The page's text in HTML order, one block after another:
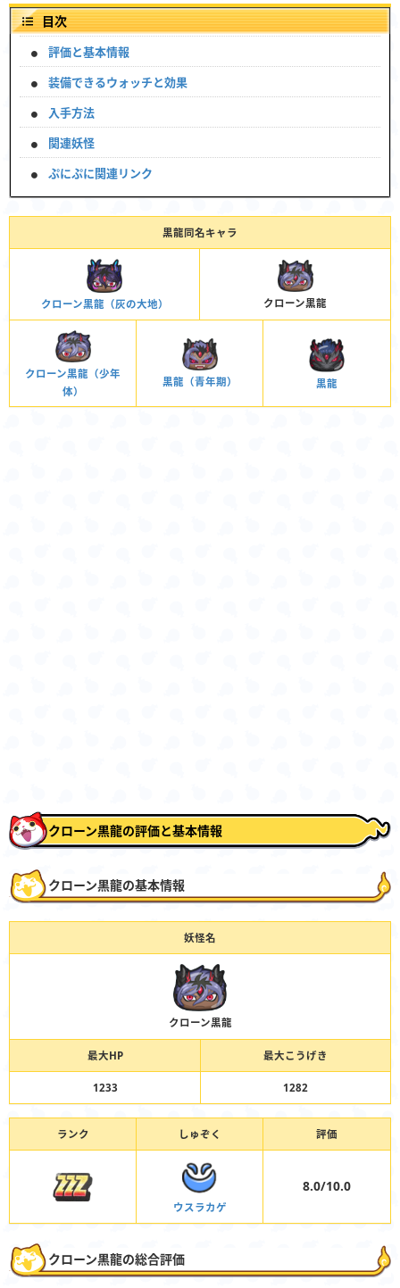
目次
評価と基本情報
装備できるウォッチと効果
入手方法
関連妖怪
ぷにぷに関連リンク
黒龍同名キャラ
クローン黒龍（灰の大地） クローン黒龍
クローン黒龍（少年
体）
黒龍（青年期） 黒龍
クローン黒龍の評価と基本情報
クローン黒龍の基本情報
妖怪名
クローン黒龍
最大HP 最大こうげき
1233 1282
ランク しゅぞく 評価
ウスラカゲ
8.0/10.0
クローン黒龍の総合評価